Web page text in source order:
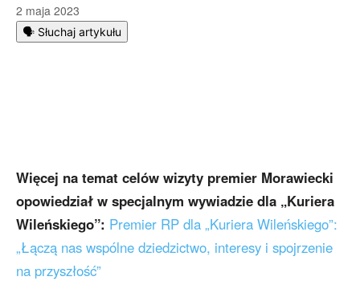
2 maja 2023
🗣️ Słuchaj artykułu
Więcej na temat celów wizyty premier Morawiecki
opowiedział w specjalnym wywiadzie dla „Kuriera
Wileńskiego”: Premier RP dla „Kuriera Wileńskiego”:
„Łączą nas wspólne dziedzictwo, interesy i spojrzenie
na przyszłość”